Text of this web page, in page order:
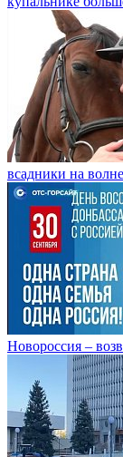
всадники на
Новороссия –